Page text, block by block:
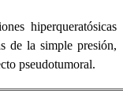
hiperqueratósicas
de la simple presión,
pseudotumoral.